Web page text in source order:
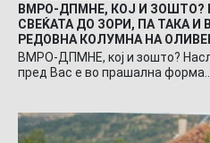
ВМРО-ДПМНЕ, КОЈ И ЗОШТО?
СВЕЌАТА ДО ЗОРИ, ПА ТАКА И
РЕДОВНА КОЛУМНА НА
ВМРО-ДПМНЕ, кој и зошто?
пред Вас е во прашална форма…